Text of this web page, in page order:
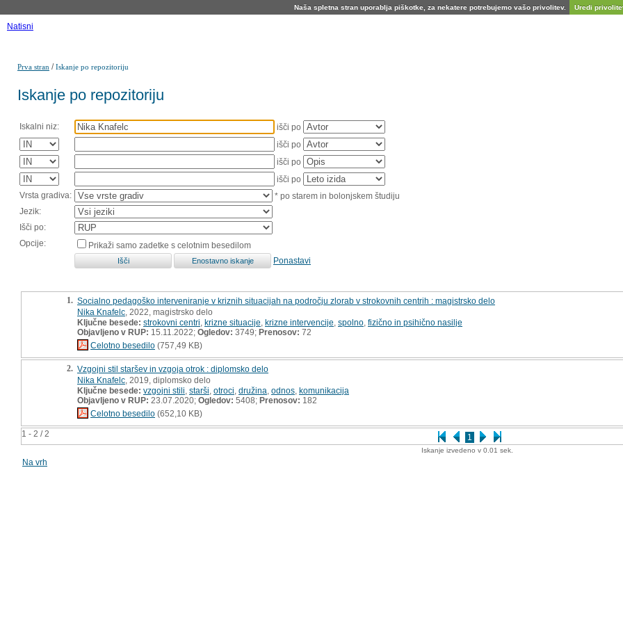
Naša spletna stran uporablja piškotke, za nekatere potrebujemo vašo privolitev. Uredi
Natisni
Prva stran /Iskanje po repozitoriju
Iskanje po repozitoriju
Iskalni niz:
išči po
išči po
išči po
išči po
Vrsta gradiva:
* po starem in bolonjskem študiju
Jezik:
Išči po:
Opcije:
Prikaži samo zadetke s celotnim besedilom
Ponastavi
1 - 2 / 2 1
1. Socialno pedagoško interveniranje v kriznih situacijah na področju zlorab v strokovnih centrih : magistrsko delo
Nika Knafelc , 2022, magistrsko delo
Ključne besede: strokovni centri krizne situacije krizne intervencije spolno fizično in psihično nasilje
Objavljeno v RUP: 15.11.2022; Ogledov: 3749; Prenosov: 72
Celotno besedilo (757,49 KB)
2. Vzgojni stil staršev in vzgoja otrok : diplomsko delo
Nika Knafelc , 2019, diplomsko delo
Ključne besede: vzgojni stili starši otroci družina odnos komunikacija
Objavljeno v RUP: 23.07.2020; Ogledov: 5408; Prenosov: 182
Celotno besedilo (652,10 KB)
Iskanje izvedeno v 0.01 sek.
Na vrh